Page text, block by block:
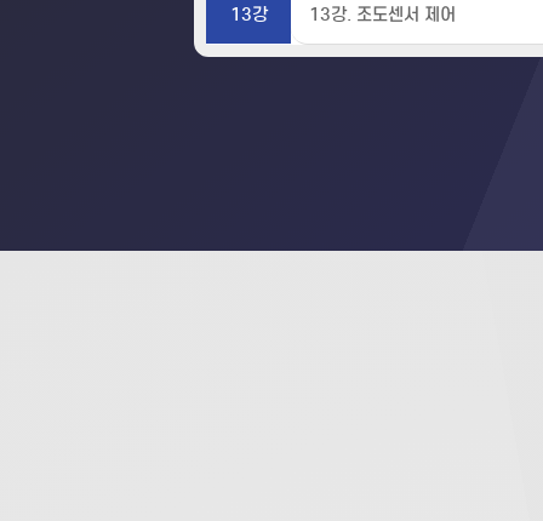
13강 13강. 조도센서 제어